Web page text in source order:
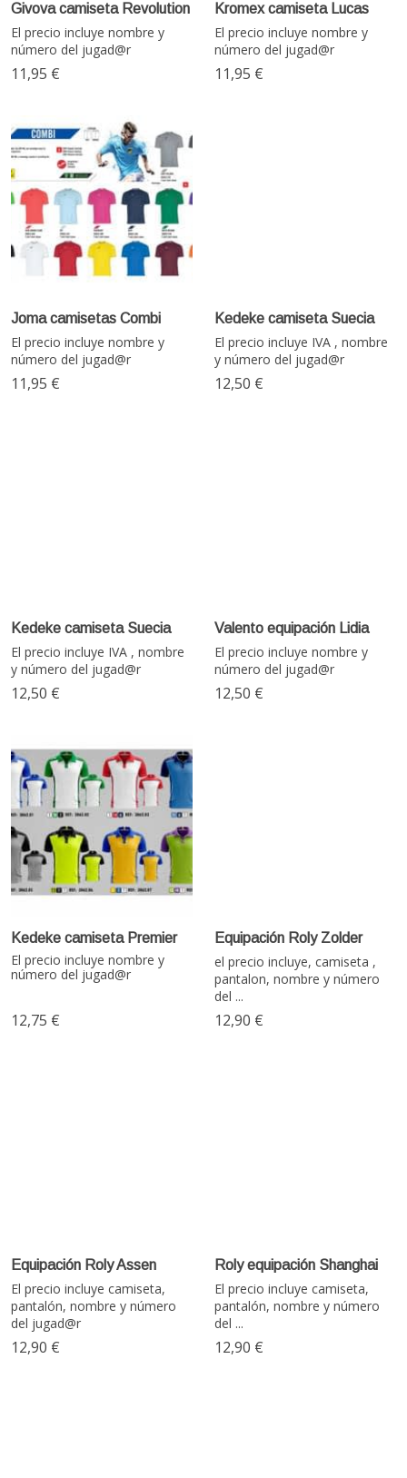
Givova camiseta Revolution
El precio incluye nombre y
número del jugad@r
11,95 €
Kromex camiseta Lucas
El precio incluye nombre y
número del jugad@r
11,95 €
Joma camisetas Combi
El precio incluye nombre y
número del jugad@r
11,95 €
Kedeke camiseta Suecia
El precio incluye IVA , nombre
y número del jugad@r
12,50 €
Kedeke camiseta Suecia
El precio incluye IVA , nombre
y número del jugad@r
12,50 €
Valento equipación Lidia
El precio incluye nombre y
número del jugad@r
12,50 €
Kedeke camiseta Premier
El precio incluye nombre y
número del jugad@r
12,75 €
Equipación Roly Zolder
el precio incluye, camiseta ,
pantalon, nombre y número
del ...
12,90 €
Equipación Roly Assen
El precio incluye camiseta,
pantalón, nombre y número
del jugad@r
12,90 €
Roly equipación Shanghai
El precio incluye camiseta,
pantalón, nombre y número
del ...
12,90 €